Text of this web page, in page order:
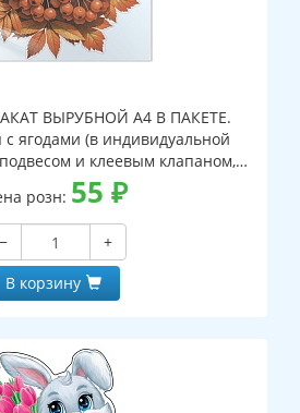
ВЫРУБНОЙ А4 В ПАКЕТЕ.
с ягодами (в индивидуальной
и клеевым клапаном,
ВД-лак)
розн: 55 ₽
−
+
В корзину